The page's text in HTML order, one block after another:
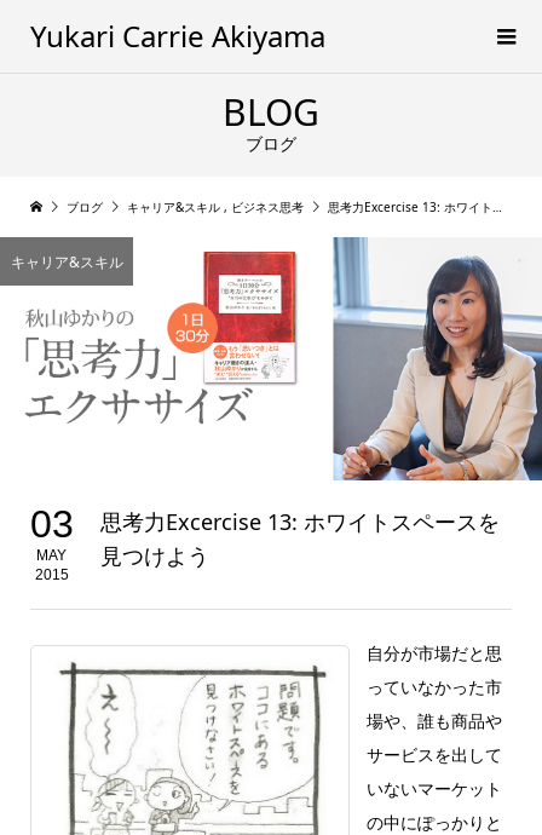
Yukari Carrie Akiyama
BLOG
ブログ
ブログ キャリア&スキル , ビジネス思考 思考力Excercise 13: ホワイトスペースを見つけよう
キャリア&スキル
03
MAY
2015
思考力Excercise 13: ホワイトスペースを
見つけよう
自分が市場だと思
っていなかった市
場や、誰も商品や
サービスを出して
いないマーケット
の中にぽっかりと